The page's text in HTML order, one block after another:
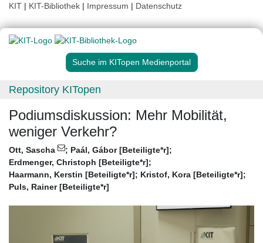
KIT | KIT-Bibliothek | Impressum | Datenschutz
Suche im KITopen Medienportal
Repository KITopen
Podiumsdiskussion: Mehr Mobilität,
weniger Verkehr?
Ott, Sascha ; Paál, Gábor [Beteiligte*r];
Erdmenger, Christoph [Beteiligte*r];
Haarmann, Kerstin [Beteiligte*r]; Kristof, Kora [Beteiligte*r];
Puls, Rainer [Beteiligte*r]